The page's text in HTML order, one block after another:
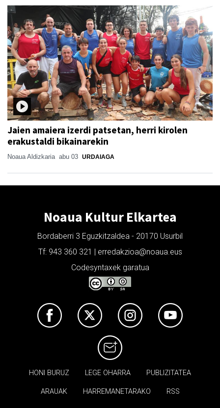
Jaien amaiera izerdi patsetan, herri kirolen
erakustaldi bikainarekin
Noaua Aldizkaria abu 03 URDAIAGA
Noaua Kultur Elkartea
Bordaberri 3 Eguzkitzaldea - 20170 Usurbil
Tf: 943 360 321 | erredakzioa@noaua.eus
Codesyntaxek garatua
HONI BURUZ LEGE OHARRA PUBLIZITATEA
ARAUAK HARREMANETARAKO RSS